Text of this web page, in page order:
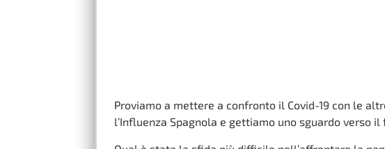
Proviamo a mettere a confronto il Covid-19 con le
l’Influenza Spagnola e gettiamo uno sguardo verso